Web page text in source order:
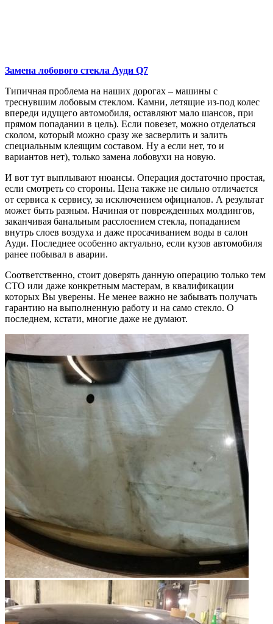
Замена лобового стекла Ауди Q7
Типичная проблема на наших дорогах – машины с
треснувшим лобовым стеклом. Камни, летящие из-под колес
впереди идущего автомобиля, оставляют мало шансов, при
прямом попадании в цель). Если повезет, можно отделаться
сколом, который можно сразу же засверлить и залить
специальным клеящим составом. Ну а если нет, то и
вариантов нет), только замена лобовухи на новую.
И вот тут выплывают нюансы. Операция достаточно простая,
если смотреть со стороны. Цена также не сильно отличается
от сервиса к сервису, за исключением официалов. А результат
может быть разным. Начиная от поврежденных молдингов,
заканчивая банальным расслоением стекла, попаданием
внутрь слоев воздуха и даже просачиванием воды в салон
Ауди. Последнее особенно актуально, если кузов автомобиля
ранее побывал в аварии.
Соответственно, стоит доверять данную операцию только тем
СТО или даже конкретным мастерам, в квалификации
которых Вы уверены. Не менее важно не забывать получать
гарантию на выполненную работу и на само стекло. О
последнем, кстати, многие даже не думают.